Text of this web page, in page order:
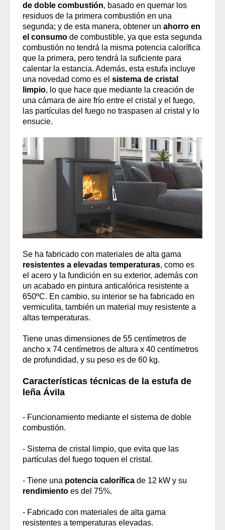
de doble combustión, basado en quemar los
residuos de la primera combustión en una
segunda; y de esta manera, obtener un ahorro en
el consumo de combustible, ya que esta segunda
combustión no tendrá la misma potencia calorífica
que la primera, pero tendrá la suficiente para
calentar la estancia. Además, esta estufa incluye
una novedad como es el sistema de cristal
limpio, lo que hace que mediante la creación de
una cámara de aire frío entre el cristal y el fuego,
las partículas del fuego no traspasen al cristal y lo
ensucie.
Se ha fabricado con materiales de alta gama
resistentes a elevadas temperaturas, como es
el acero y la fundición en su exterior, además con
un acabado en pintura anticalórica resistente a
650ºC. En cambio, su interior se ha fabricado en
vermiculita, también un material muy resistente a
altas temperaturas.
Tiene unas dimensiones de 55 centímetros de
ancho x 74 centímetros de altura x 40 centímetros
de profundidad, y su peso es de 60 kg.
Características técnicas de la estufa de
leña Ávila
- Funcionamiento mediante el sistema de doble
combustión.
- Sistema de cristal limpio, que evita que las
partículas del fuego toquen el cristal.
- Tiene una potencia calorífica de 12 kW y su
rendimiento es del 75%.
- Fabricado con materiales de alta gama
resistentes a temperaturas elevadas.